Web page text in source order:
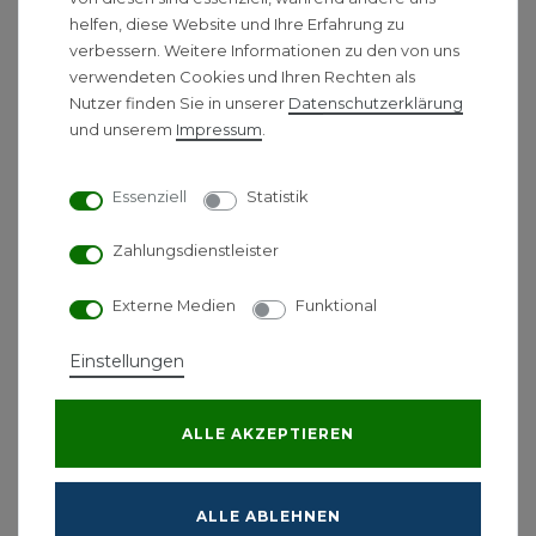
Standardfarbton Weiß 9016 brillant
andersfarbig gemäß BEMM-Farbpalette (auf
Anfrage)
Technische Daten:
geeignet
Elementbaulänge 45 mm
Rohrwandstärke 1,25 mm
Leistung pro Glied:
Säulen (Bautiefe)
1500 mm
2-Säuler 102 Watt
helfen, diese Website und Ihre Erfahrung zu
verbessern. Weitere Informationen zu den von uns
verwendeten Cookies und Ihren Rechten als
Nutzer finden Sie in unserer Daten­schutz­erklärung
und unserem Impressum
Essenziell Statistik
Zahlungsdienstleister
Externe Medien Funktional
Einstellungen
ALLE AKZEPTIEREN
ALLE ABLEHNEN